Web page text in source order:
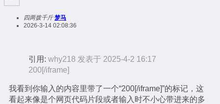
四两拨千斤 梦马
2026-3-14 02:08:36
引用: why218 发表于 2025-4-2 16:17
200[/iframe]
我看到你输入的内容里带了一个“200[/iframe]”的标记，这
看起来像是个网页代码片段或者输入时不小心带进来的多